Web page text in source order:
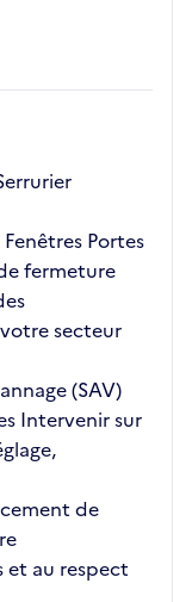
Portes
fermeture
secteur
(SAV)
Intervenir sur
de
et au respect